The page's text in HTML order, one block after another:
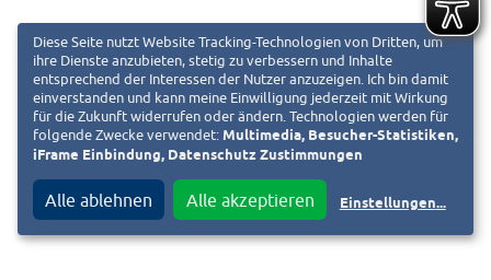
Diese Seite nutzt Website Tracking-Technologien von Dritten, um
ihre Dienste anzubieten, stetig zu verbessern und Inhalte
entsprechend der Interessen der Nutzer anzuzeigen. Ich bin damit
einverstanden und kann meine Einwilligung jederzeit mit Wirkung
für die Zukunft widerrufen oder ändern. Technologien werden für
folgende Zwecke verwendet: Multimedia, Besucher-Statistiken,
iFrame Einbindung, Datenschutz Zustimmungen
Alle ablehnen Alle akzeptieren Einstellungen...